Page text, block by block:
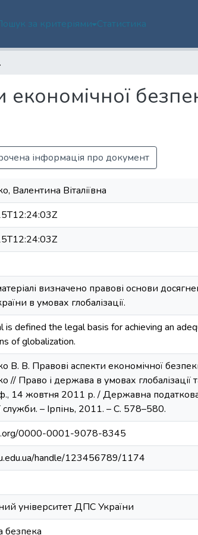
за критеріями Статистика
економічної
інформація про документ
Валентина Віталіївна
визначено правові основи
в умовах глобалізації.
is defined the legal basis for achieving an
of globalization.
В. В. Правові аспекти економічної
// Право і держава в умовах глобалізації
14 жовтня 2011 р. / Державна
служби. – Ірпінь, 2011. – С. 578–580.
0000-0001-9078-8345
handle/123456789/1174
університет ДПС України
безпека